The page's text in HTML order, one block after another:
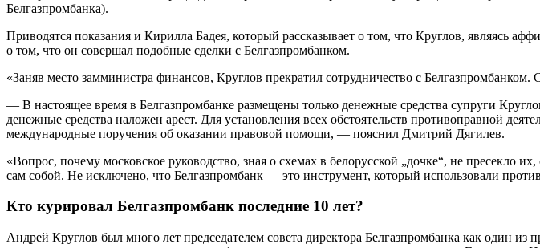
Белгазпромбанка).
Приводятся показания и Кирилла Бадея, который рассказывает о том, что Круглов, являясь
о том, что он совершал подобные сделки с Белгазпромбанком.
«Заняв место замминистра финансов, Круглов прекратил сотрудничество с
— В настоящее время в Белгазпромбанке размещены только денежные средства супруги
денежные средства наложен арест. Для установления всех обстоятельств противоправной
международные поручения об оказании правовой помощи, — пояснил Дмитрий Дягилев.
«Вопрос, почему московское руководство, зная о схемах в белорусской „дочке“, не
сам собой. Не исключено, что Белгазпромбанк — это инструмент, который использовали
Кто курировал Белгазпромбанк последние 10 лет?
Андрей Круглов был много лет председателем совета директора Белгазпромбанка как один